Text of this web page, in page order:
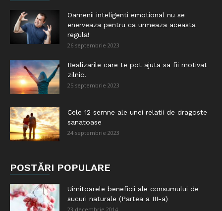
Oamenii inteligenti emotional nu se
enerveaza pentru ca urmeaza aceasta
regula!
26 septembrie 2023
Realizarile care te pot ajuta sa fii motivat
zilnic!
25 septembrie 2023
Cele 12 semne ale unei relatii de dragoste
sanatoase
24 septembrie 2023
POSTĂRI POPULARE
Uimitoarele beneficii ale consumului de
sucuri naturale (Partea a III-a)
23 decembrie 2014